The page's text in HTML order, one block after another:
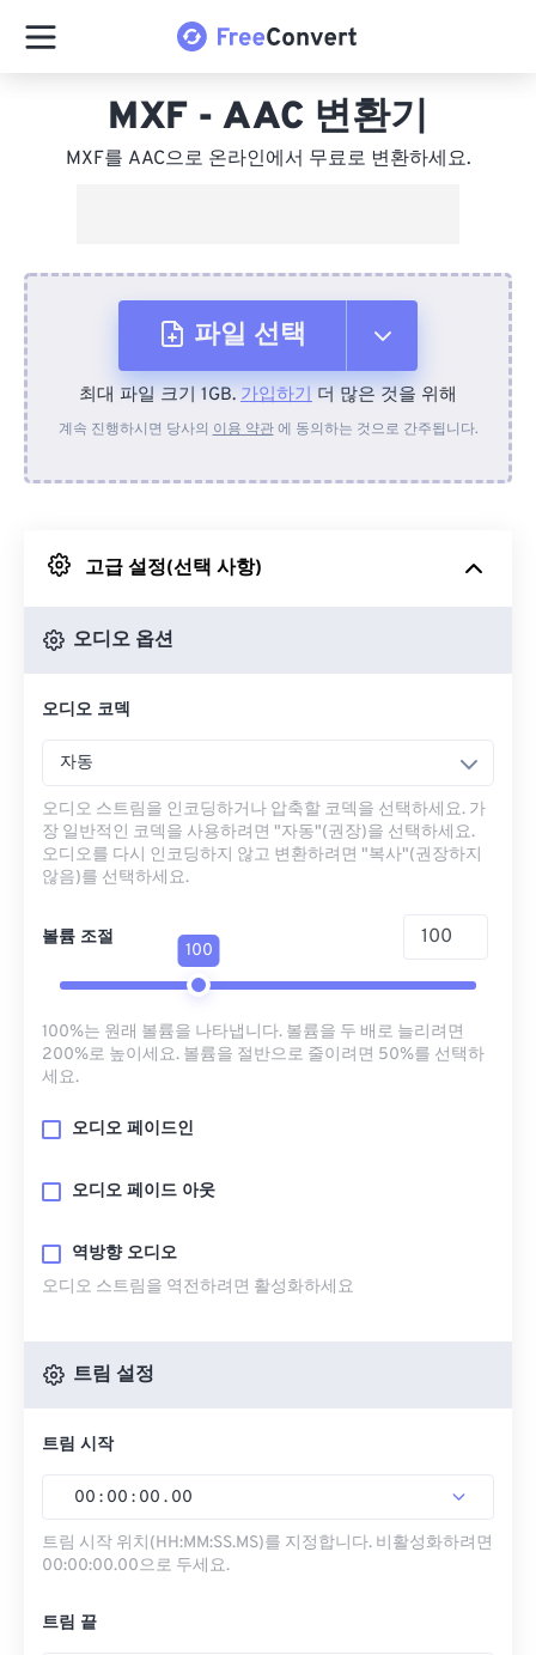
MXF - AAC 변환기
MXF를 AAC으로 온라인에서 무료로 변환하세요.
파일 선택
장치에서
Google 드라이브에서
최대 파일 크기 1GB. 가입하기 더 많은 것을 위해
계속 진행하시면 당사의 이용 약관에 동의하는 것으로 간주됩니다.
고급 설정(선택 사항)
오디오 옵션
오디오 코덱
자동
오디오 스트림을 인코딩하거나 압축할 코덱을 선택하세요. 가
장 일반적인 코덱을 사용하려면 "자동"(권장)을 선택하세요.
오디오를 다시 인코딩하지 않고 변환하려면 "복사"(권장하지
않음)를 선택하세요.
볼륨 조절
100
100%는 원래 볼륨을 나타냅니다. 볼륨을 두 배로 늘리려면
200%로 높이세요. 볼륨을 절반으로 줄이려면 50%를 선택하
세요.
오디오 페이드인
오디오 페이드 아웃
역방향 오디오
오디오 스트림을 역전하려면 활성화하세요
트림 설정
트림 시작
00 : 00 : 00 . 00
트림 시작 위치(HH:MM:SS.MS)를 지정합니다. 비활성화하려면
00:00:00.00으로 두세요.
트림 끝